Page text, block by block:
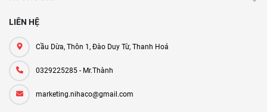
LIÊN HỆ
Cầu Dừa, Thôn 1, Đào Duy Từ, Thanh Hoá
0329225285 - Mr.Thành
marketing.nihaco@gmail.com